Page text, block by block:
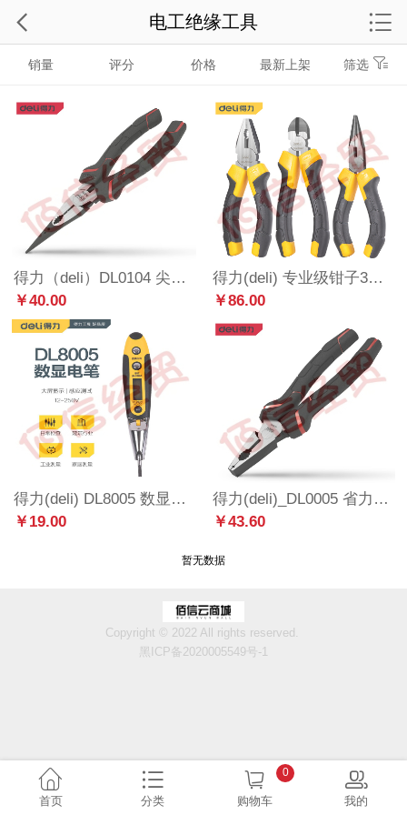
销量 评分 价格 最新上架 筛选
得力（deli）DL0104 尖嘴钳子多功能电工钳子五金工具尖口钳尖咀钳尖头钳 铬钒钢尖嘴钳8英寸省力款
￥40.00
得力(deli) 专业级钳子3件套装 钢丝钳斜口钳尖嘴钳电工家用老虎钳斜嘴钳 DL2006Z-3
￥86.00
得力(deli) DL8005 数显测电笔试电笔验电笔电工笔电工螺丝刀汽修试电笔 直插感应两用型
￥19.00
得力(deli)_DL0005 省力钢丝钳子60号铬钒钢老虎钳子多功能平口钳剪线钳8英寸_
￥43.60
暂无数据
电工绝缘工具
Copyright © 2022 All rights reserved.
黑ICP备2020005549号-1
首页 分类 购物车
0
我的